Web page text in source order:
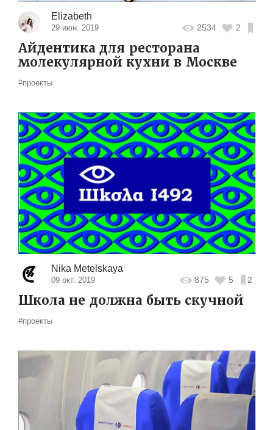
Elizabeth
29 июн. 2019 2534 2
Айдентика для ресторана
молекулярной кухни в Москве
#проекты
Nika Metelskaya
09 окт. 2019 875 5 2
Школа не должна быть скучной
#проекты